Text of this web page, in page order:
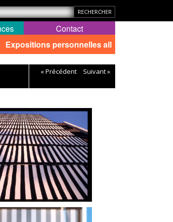
Expositions personnelles all
Contact
« Précédent Suivant »